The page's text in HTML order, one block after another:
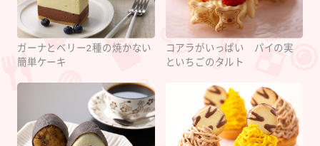
ガーナとベリー2種の焼かない
簡単ケーキ
コアラがいっぱい パイの実
といちごのタルト